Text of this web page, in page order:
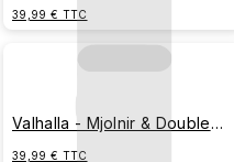
39,99 € TTC
Valhalla - Mjolnir & Double
39,99 € TTC